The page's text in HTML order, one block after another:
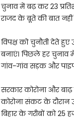
चुनाव में बढ़ कर 23
राजद के बूते की बात नहीं
विपक्ष को चुनौती देते
बनाएं। पिछले हर चुनाव
गांव-गांव सड़क और पाइप
सरकार कोरोना और बाढ़
कोरोना संकट के
बिहार के गरीबों को 25